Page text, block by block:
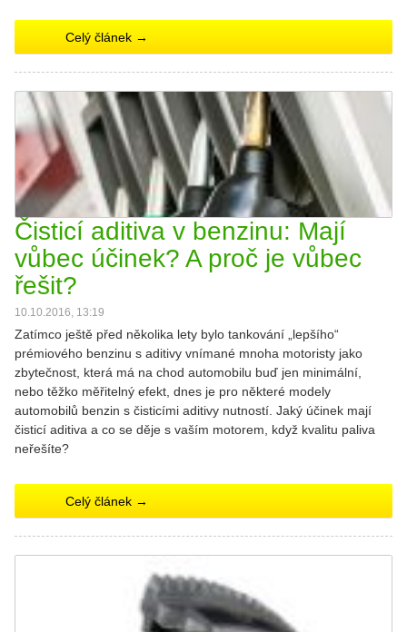
Celý článek →
Čisticí aditiva v benzinu: Mají
vůbec účinek? A proč je vůbec
řešit?
10.10.2016, 13:19
Zatímco ještě před několika lety bylo tankování „lepšího“
prémiového benzinu s aditivy vnímané mnoha motoristy jako
zbytečnost, která má na chod automobilu buď jen minimální,
nebo těžko měřitelný efekt, dnes je pro některé modely
automobilů benzin s čisticími aditivy nutností. Jaký účinek mají
čisticí aditiva a co se děje s vaším motorem, když kvalitu paliva
neřešíte?
Celý článek →